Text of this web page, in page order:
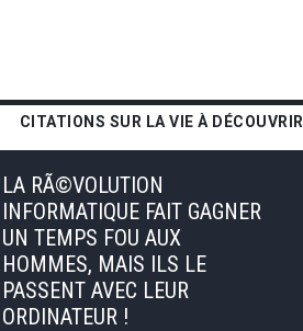
CITATIONS SUR LA VIE À DÉCOUVRIR
LA RÃ©VOLUTION
INFORMATIQUE FAIT GAGNER
UN TEMPS FOU AUX
HOMMES, MAIS ILS LE
PASSENT AVEC LEUR
ORDINATEUR !